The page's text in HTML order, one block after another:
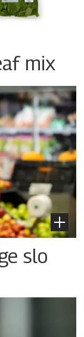
mix
slo